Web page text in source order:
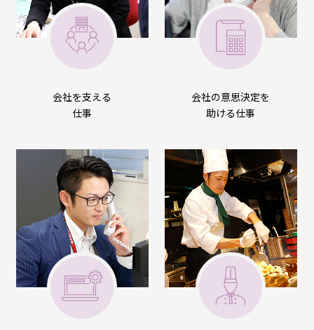
会社を支える
仕事
会社の意思決定を
助ける仕事